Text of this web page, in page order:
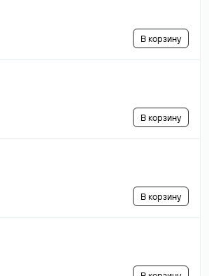
В корзину
В корзину
В корзину